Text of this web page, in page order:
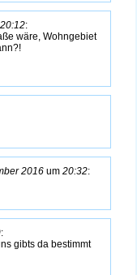
20:12:
wäre, Wohngebiet
2016 um 20:32:
:
gibts da bestimmt